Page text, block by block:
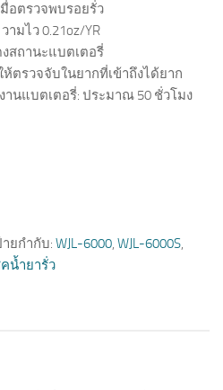
อตรวจพบรอยรั่ว
มไว 0.21oz/YR
สถานะแบตเตอรี่
ตรวจจับในยากที่เข้าถึงได้ยาก
านแบตเตอรี่: ประมาณ 50 ชั่วโมง
ยกำกับ: WJL-6000, WJL-6000S,
คน้ำยารั่ว